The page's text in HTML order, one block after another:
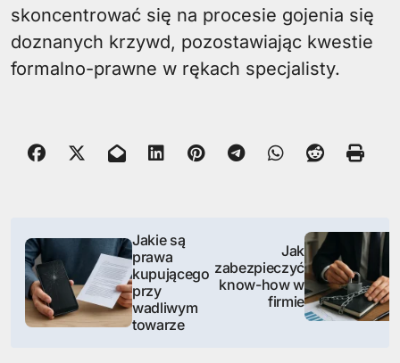
skoncentrować się na procesie gojenia się
doznanych krzywd, pozostawiając kwestie
formalno-prawne w rękach specjalisty.
N
w
Jakie są
prawa
kupującego
przy
wadliwym
towarze
Jak
zabezpieczyć
know-how w
firmie